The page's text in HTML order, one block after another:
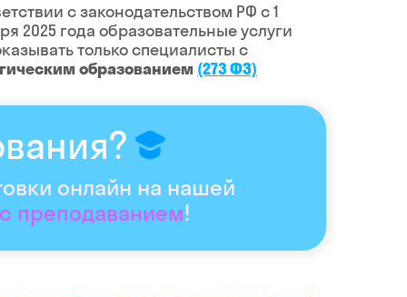
с законодательством РФ c 1
2025 года образовательные услуги
только специалисты с
образованием (273 ФЗ)
онлайн на нашей
преподаванием!